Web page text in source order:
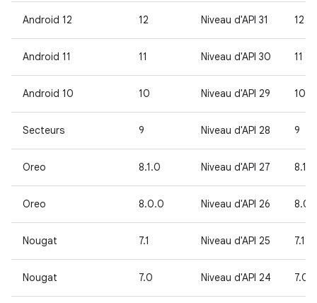
Android 12 12 Niveau d'API 31 12
Android 11 11 Niveau d'API 30 11
Android 10 10 Niveau d'API 29 10
Secteurs 9 Niveau d'API 28 9
Oreo 8.1.0 Niveau d'API 27 8.1
Oreo 8.0.0 Niveau d'API 26 8.0
Nougat 7.1 Niveau d'API 25 7.1
Nougat 7.0 Niveau d'API 24 7.0